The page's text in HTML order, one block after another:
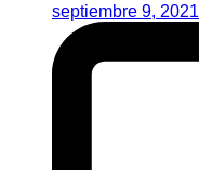
septiembre 9, 2021